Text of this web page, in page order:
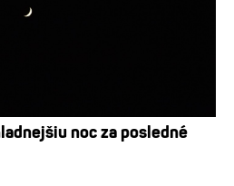
noc za posledné